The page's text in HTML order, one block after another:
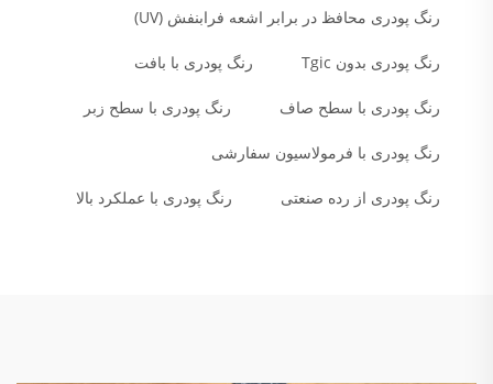
رنگ پودری محافظ در برابر اشعه فرابنفش (UV)
رنگ پودری بدون Tgic رنگ پودری با بافت
رنگ پودری با سطح صاف رنگ پودری با سطح زبر
رنگ پودری با فرمولاسیون سفارشی
رنگ پودری از رده صنعتی رنگ پودری با عملکرد بالا